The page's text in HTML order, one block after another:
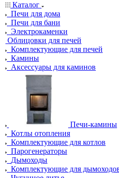
Каталог
Печи для дома
Печи для бани
Электрокаменки
Облицовки для печей
Комплектующие для печей
Камины
Аксессуары для каминов
Печи-камины
Котлы отопления
Комплектующие для котлов
Парогенераторы
Дымоходы
Комплектующие для